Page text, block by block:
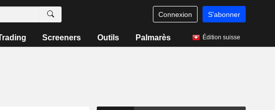
Connexion S'abonner
Screeners Outils Palmarès Édition suisse